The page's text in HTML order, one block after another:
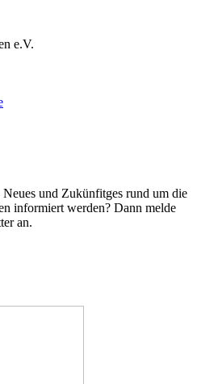
e.V.
und Zukünfitges rund um die
informiert werden? Dann melde
an.